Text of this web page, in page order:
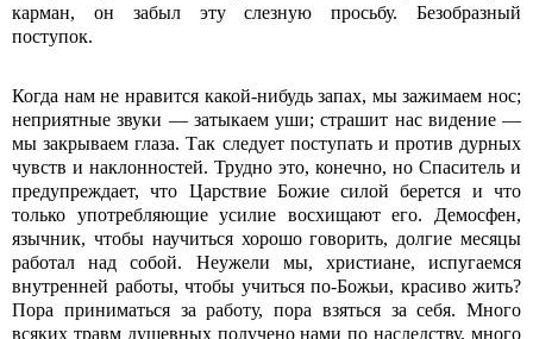
карман, он забыл эту слезную просьбу. Безобразный
поступок.
Когда нам не нравится какой-нибудь запах, мы зажимаем нос;
неприятные звуки — затыкаем уши; страшит нас видение —
мы закрываем глаза. Так следует поступать и против дурных
чувств и наклонностей. Трудно это, конечно, но Спаситель и
предупреждает, что Царствие Божие силой берется и что
только употребляющие усилие восхищают его. Демосфен,
язычник, чтобы научиться хорошо говорить, долгие месяцы
работал над собой. Неужели мы, христиане, испугаемся
внутренней работы, чтобы учиться по-Божьи, красиво жить?
Пора приниматься за работу, пора взяться за себя. Много
всяких травм душевных получено нами по наследству, много